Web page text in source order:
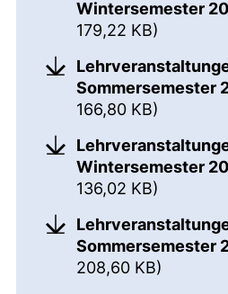
Wintersemester
179,22 KB)
Sommersemester
166,80 KB)
Wintersemester
136,02 KB)
Sommersemester
208,60 KB)